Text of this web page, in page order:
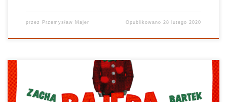
przez Przemysław Majer Opublikowano 28 lutego 2020